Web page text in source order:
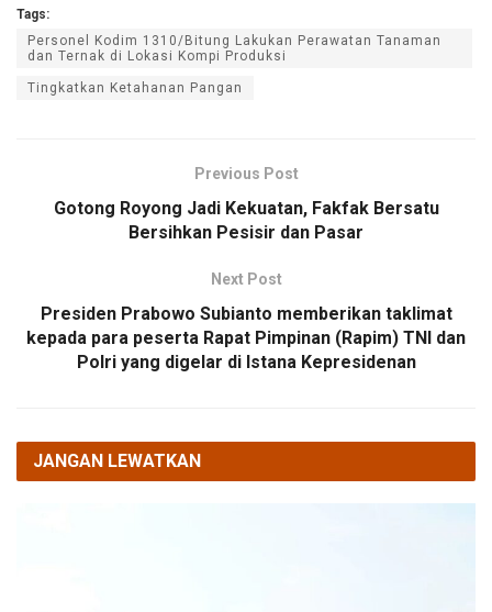
Tags:
Personel Kodim 1310/Bitung Lakukan Perawatan Tanaman
dan Ternak di Lokasi Kompi Produksi
Tingkatkan Ketahanan Pangan
Previous Post
Gotong Royong Jadi Kekuatan, Fakfak Bersatu
Bersihkan Pesisir dan Pasar
Next Post
Presiden Prabowo Subianto memberikan taklimat
kepada para peserta Rapat Pimpinan (Rapim) TNI dan
Polri yang digelar di Istana Kepresidenan
JANGAN LEWATKAN